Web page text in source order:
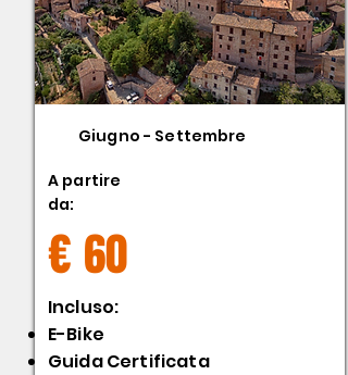
Giugno - Settembre
A partire
da:
€ 60
​Incluso:
E-Bike
Guida Certificata